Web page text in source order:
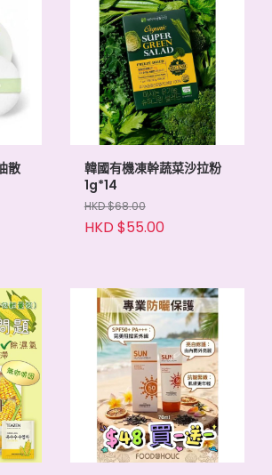
散
韓國有機凍幹蔬菜沙拉粉
1g*14
HKD $68.00
HKD $55.00